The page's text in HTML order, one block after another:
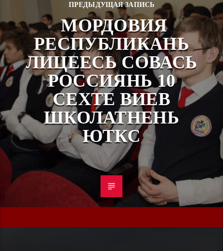
ПРЕДЫДУЩАЯ ЗАПИСЬ
МОРДОВИЯ
РЕСПУБЛИКАНЬ
ЛИЦЕЕСЬ СОВАСЬ
РОССИЯНЬ 10
СЕХТЕ ВИЕВ
ШКОЛАТНЕНЬ
ЮТКС